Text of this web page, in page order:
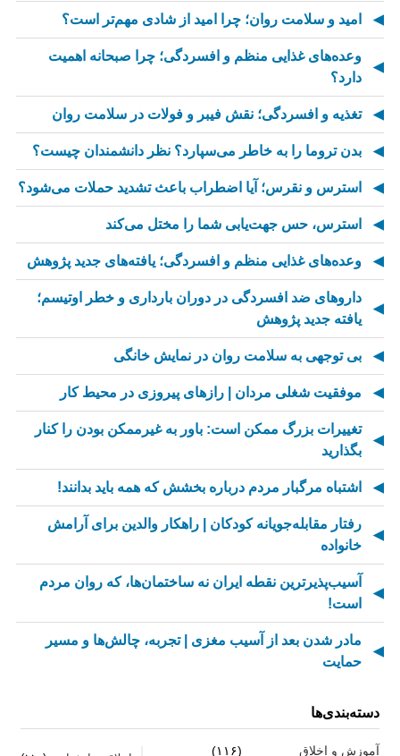
امید و سلامت روان؛ چرا امید از شادی مهم‌تر است؟
وعده‌های غذایی منظم و افسردگی؛ چرا صبحانه اهمیت
دارد؟
تغذیه و افسردگی؛ نقش فیبر و فولات در سلامت روان
بدن تروما را به خاطر می‌سپارد؟ نظر دانشمندان چیست؟
استرس و نقرس؛ آیا اضطراب باعث تشدید حملات می‌شود؟
استرس، حس جهت‌یابی شما را مختل می‌کند
وعده‌های غذایی منظم و افسردگی؛ یافته‌های جدید پژوهش
داروهای ضد افسردگی در دوران بارداری و خطر اوتیسم؛
یافته جدید پژوهش
بی توجهی به سلامت روان در نمایش خانگی
موفقیت شغلی مردان | رازهای پیروزی در محیط کار
تغییرات بزرگ ممکن است: باور به غیرممکن بودن را کنار
بگذارید
اشتباه مرگبار مردم درباره بخشش که همه باید بدانند!
رفتار مقابله‌جویانه کودکان | راهکار والدین برای آرامش
خانواده
آسیب‌پذیرترین نقطه ایران نه ساختمان‌ها، که روان مردم
است!
مادر شدن بعد از آسیب مغزی | تجربه، چالش‌ها و مسیر
حمایت
دسته‌بندی‌ها
آموزش و اخلاق (۱۱۶)